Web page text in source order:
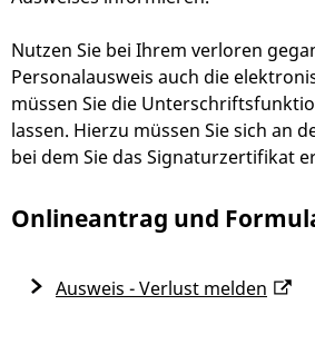
Nutzen Sie bei Ihrem verloren
Personalausweis auch die
müssen Sie die
lassen. Hierzu müssen Sie sich an
bei dem Sie das Signaturzertifikat
Onlineantrag und
Ausweis - Verlust melden